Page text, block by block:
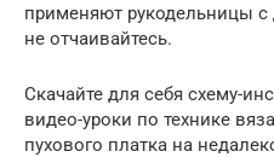
применяют рукодельницы
не отчаивайтесь.
Скачайте для себя схему-
видео-уроки по технике
пухового платка на